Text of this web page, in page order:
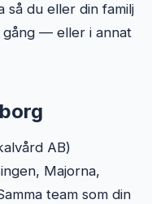
så du eller din familj
— eller i annat
AB)
Majorna,
team som din